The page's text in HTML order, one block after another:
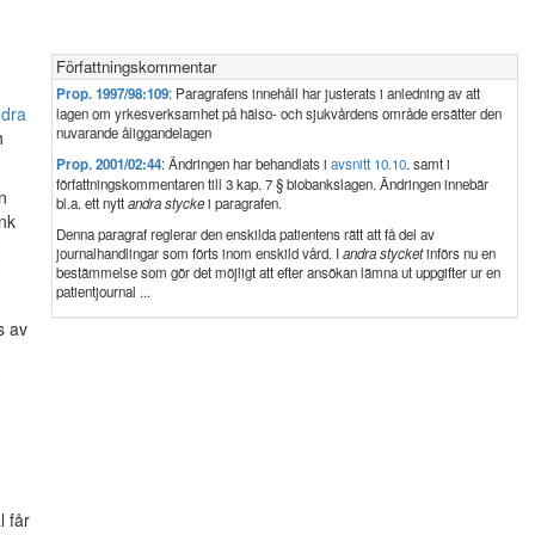
av
Författningskommentar
Prop. 1997/98:109: Paragrafens innehåll har justerats i anledning av att
lagen om yrkesverksamhet på hälso- och sjukvårdens område ersätter den
nuvarande åliggandelagen
Prop. 2001/02:44: Ändringen har behandlats iavsnitt 10.10. samt i
författningskommentaren till 3 kap. 7 § biobankslagen. Ändringen innebär
bl.a. ett nyttandra styckei paragrafen.
Denna paragraf reglerar den enskilda patientens rätt att få del av
journalhandlingar som förts inom enskild vård. Iandra stycketinförs nu en
bestämmelse som gör det möjligt att efter ansökan lämna ut uppgifter ur en
patientjournal ...
får